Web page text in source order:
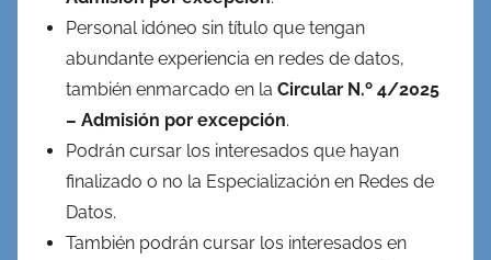
Personal idóneo sin título que tengan
abundante experiencia en redes de datos,
también enmarcado en la Circular N.º 4/2025
– Admisión por excepción.
Podrán cursar los interesados que hayan
finalizado o no la Especialización en Redes de
Datos.
También podrán cursar los interesados en